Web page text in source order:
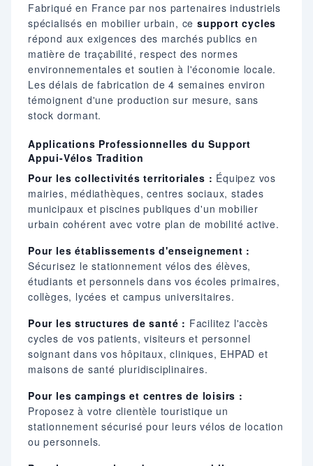
Fabriqué en France par nos partenaires industriels
spécialisés en mobilier urbain, cesupport cycles
répond aux exigences des marchés publics en
matière de traçabilité, respect des normes
environnementales et soutien à l'économie locale.
Les délais de fabrication de 4 semaines environ
témoignent d'une production sur mesure, sans
stock dormant.
Applications Professionnelles du Support
Appui-Vélos Tradition
Pour les collectivités territoriales : Équipez vos
mairies, médiathèques, centres sociaux, stades
municipaux et piscines publiques d'un mobilier
urbain cohérent avec votre plan de mobilité active.
Pour les établissements d'enseignement :
Sécurisez le stationnement vélos des élèves,
étudiants et personnels dans vos écoles primaires,
collèges, lycées et campus universitaires.
Pour les structures de santé : Facilitez l'accès
cycles de vos patients, visiteurs et personnel
soignant dans vos hôpitaux, cliniques, EHPAD et
maisons de santé pluridisciplinaires.
Pour les campings et centres de loisirs :
Proposez à votre clientèle touristique un
stationnement sécurisé pour leurs vélos de location
ou personnels.